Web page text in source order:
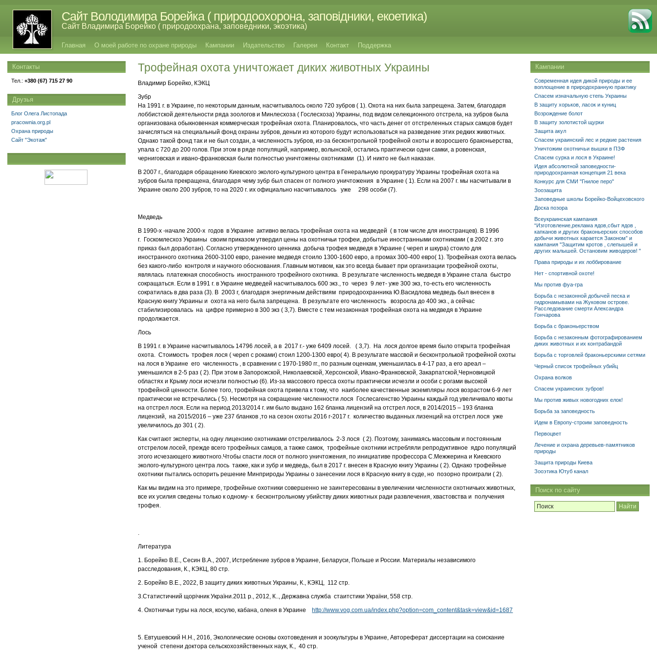
Сайт Володимира Борейка ( природоохорона, заповідники, екоетика)
Сайт Владимира Борейко ( природоохрана, заповедники, экоэтика)
Главная О моей работе по охране природы Кампании Издательство Галереи Контакт Поддержка
Трофейная охота уничтожает диких животных Украины
Владимир Борейко, КЭКЦ
Зубр
На 1991 г. в Украине, по некоторым данным, насчитывалось около 720 зубров ( 1). Охота на них была запрещена. Затем, благодаря
лоббистской деятельности ряда зоологов и Минлесхоза ( Гослесхоза) Украины, под видом селекционного отстрела, на зубров была
организована обыкновенная коммерческая трофейная охота. Планировалось, что часть денег от отстреленных старых самцов будет
зачисляться на специальный фонд охраны зубров, деньги из которого будут использоваться на разведение этих редких животных.
Однако такой фонд так и не был создан, а численность зубров, из-за бесконтрольной трофейной охоты и возросшего браконьерства,
упала с 720 до 200 голов. При этом в ряде популяций, например, волынской, остались практически одни самки, а ровенская,
черниговская и ивано-франковская были полностью уничтожены охотниками (1). И никто не был наказан.
В 2007 г., благодаря обращению Киевского эколого-культурного центра в Генеральную прокуратуру Украины трофейная охота на
зубров была прекращена, благодаря чему зубр был спасен от полного уничтожения в Украине ( 1). Если на 2007 г. мы насчитывали в
Украине около 200 зубров, то на 2020 г. их официально насчитывалось уже 298 особи (7).
Медведь
В 1990-х -начале 2000-х годов в Украине активно велась трофейная охота на медведей ( в том числе для иностранцев). В 1996
г. Госкомлесхоз Украины своим приказом утвердил цены на охотничьи трофеи, добытые иностранными охотниками ( в 2002 г. это
приказ был доработан). Согласно утвержденного ценника добыча трофея медведя в Украине ( череп и шкура) стоило для
иностранного охотника 2600-3100 евро, ранение медведя стоило 1300-1600 евро, а промах 300-400 евро( 1). Трофейная охота велась
без какого-либо контроля и научного обоснования. Главным мотивом, как это всегда бывает при организации трофейной охоты,
являлась платежная способность иностранного трофейного охотника. В результате численность медведя в Украине стала быстро
сокращаться. Если в 1991 г. в Украине медведей насчитывалось 600 экз., то через 9 лет- уже 300 экз, то-есть его численность
сократилась в два раза (3). В 2003 г, благодаря энергичным действиям природоохранника Ю.Васидлова медведь был внесен в
Красную книгу Украины и охота на него была запрещена. В результате его численность возросла до 400 экз., а сейчас
стабилизировалась на цифре примерно в 300 экз ( 3,7). Вместе с тем незаконная трофейная охота на медведя в Украине
продолжается.
Лось
В 1991 г. в Украине насчитывалось 14796 лосей, а в 2017 г.- уже 6409 лосей. ( 3,7). На лося долгое время было открыта трофейная
охота. Стоимость трофея лося ( череп с роками) стоил 1200-1300 евро( 4). В результате массвой и бесконтролькой трофейной охоты
на лося в Украине его численность , в сравнении с 1970-1980 гг., по разным оценкам, уменьшилась в 4-17 раз, а его ареал –
уменьшился в 2-5 раз ( 2). При этом в Запорожской, Николаевской, Херсонской, Ивано-Франковской, Закарпатской,Черновицкой
областях и Крыму лоси исчезли полностью (6). Из-за массового пресса охоты практически исчезли и особи с рогами высокой
трофейной ценности. Более того, трофейная охота привела к тому, что наиболее качественные экземпляры лося возрастом 6-9 лет
практически не встречались ( 5). Несмотря на сокращение численности лося Гослесагенство Украины каждый год увеличивало квоты
на отстрел лося. Если на период 2013/2014 г. им было выдано 162 бланка лицензий на отстрел лося, в 2014/2015 – 193 бланка
лицензий, на 2015/2016 – уже 237 бланков ,то на сезон охоты 2016 г-2017 г. количество выданных лизенций на отстрел лося уже
увеличилось до 301 ( 2).
Как считают эксперты, на одну лицензию охотниками отстреливалось 2-3 лося ( 2). Поэтому, занимаясь массовым и постоянным
отстрелом лосей, прежде всего трофейных самцов, а также самок, трофейные охотники истребляли репродуктивное ядро популяций
этого исчезающего животного.Чтобы спасти лося от полного уничтожения, по инициативе профессора С.Межжерина и Киевского
эколого-культурного центра лось также, как и зубр и медведь, был в 2017 г. внесен в Красную книгу Украины ( 2). Однако трофейные
охотники пытались оспорить решение Минприроды Украины о занесении лося в Красную книгу в суде, но позорно проиграли ( 2).
Как мы видим на это примере, трофейные охотники совершенно не заинтересованы в увеличении численности охотничьих животных,
все их усилия сведены только к одному- к бесконтрольному убийству диких животных ради развлечения, хвастовства и получения
трофея.
.
Литература
1. Борейко В.Е., Сесин В.А., 2007, Истребление зубров в Украине, Беларуси, Польше и России. Материалы независимого
расследования, К., КЭКЦ, 80 стр.
2. Борейко В.Е., 2022, В защиту диких животных Украины, К., КЭКЦ, 112 стр.
3.Статистичний щорічник України.2011 р., 2012, К.., Державна служба стаитстики України, 558 стр.
4. Охотничьи туры на лося, косулю, кабана, оленя в Украине
http://www.vog.com.ua/index.php?option=com_content&task=view&id=1687
5. Евтушевский Н.Н., 2016, Экологические основы охотоведения и зоокультуры в Украине, Автореферат диссертации на соискание
ученой степени доктора сельскохозяйственных наук, К., 40 стр.
Кампании
Современная идея дикой природы и ее
воплощение в природохранную практику
Спасем изначальную степь Украины
В защиту хорьков, ласок и куниц
Возрождение болот
В защиту золотистой щурки
Защита акул
Спасем украинский лес и редкие растения
Уничтожим охотничьи вышки в ПЗФ
Спасем сурка и лося в Украине!
Идея абсолютной заповедности-
природоохранная концепция 21 века
Конкурс для СМИ "Гнилое перо"
Зоозащита
Заповедные школы Борейко-Войцеховского
Доска позора
Всеукраинская кампания
“Изготовление,реклама ядов,сбыт ядов ,
капканов и других браконьерских способов
добычи животных карается Законом” и
кампания "Защитим кротов , слепышей и
других малышей. Остановим живодеров! "
Права природы и их лоббирование
Нет - спортивной охоте!
Мы против фуа-гра
Борьба с незаконной добычей песка и
гидронамывами на Жуковом острове.
Расследование смерти Александра
Гончарова
Борьба с браконьерством
Борьба с незаконным фотографированием
диких животных и их контрабандой
Борьба с торговлей браконьерскими сетями
Черный список трофейных убийц
Охрана волков
Спасем украинских зубров!
Мы против живых новогодних елок!
Борьба за заповедность
Идем в Европу-строим заповедность
Первоцвет
Лечение и охрана деревьев-памятников
природы
Защита природы Киева
Зооэтика Ютуб канал
Поиск по сайту
Контакты
Тел.: +380 (67) 715 27 90
Друзья
Блог Олега Листопада
pracownia.org.pl
Охрана природы
Сайт "Экотаж"